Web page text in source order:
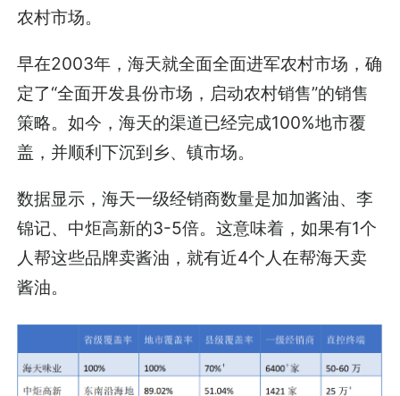
农村市场。
早在2003年，海天就全面全面进军农村市场，确
定了“全面开发县份市场，启动农村销售”的销售
策略。如今，海天的渠道已经完成100%地市覆
盖，并顺利下沉到乡、镇市场。
数据显示，海天一级经销商数量是加加酱油、李
锦记、中炬高新的3-5倍。这意味着，如果有1个
人帮这些品牌卖酱油，就有近4个人在帮海天卖
酱油。